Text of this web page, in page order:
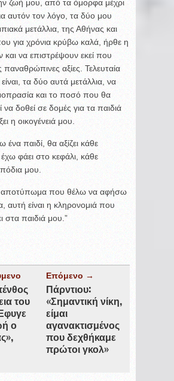
ζωή μου, από τα όμορφα μέχρι
αυτόν τον λόγο, τα δύο μου
μετάλλια, της Αθήνας και
για χρόνια κρύβω καλά, ήρθε η
να επιστρέψουν εκεί που
παναθρώπινες αξίες. Τελευταία
τα δύο αυτά μετάλλια, να
και το ποσό που θα
να δοθεί σε δομές για τα παιδιά
η οικογένειά μου.
ένα παιδί, θα αξίζει κάθε
φάει στο κεφάλι, κάθε
μου.
αποτύπωμα που θέλω να αφήσω
αυτή είναι η κληρονομιά που
στα παιδιά μου.”
του
ο
Επόμενο →
Πάρντιου:
«Σημαντική νίκη,
είμαι
αγανακτισμένος
που δεχθήκαμε
πρώτοι γκολ»